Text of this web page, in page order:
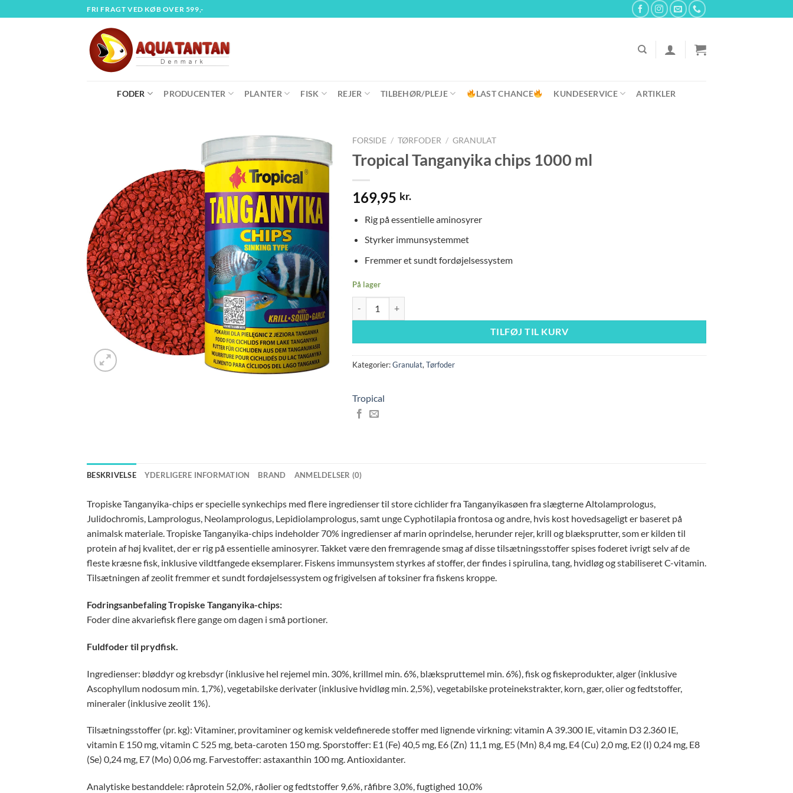
til
FRI FRAGT VED KØB OVER 599,-
FODER PRODUCENTER PLANTER FISK REJER TILBEHØR/PLEJE LAST CHANCE KUNDESERVICE ARTIKLER
FORSIDE / TØRFODER / GRANULAT
Tropical Tanganyika chips 1000 ml
169,95 kr.
Rig på essentielle aminosyrer
Styrker immunsystemmet
Fremmer et sundt fordøjelsessystem
På lager
TILFØJ TIL KURV
Kategorier:Granulat,Tørfoder
Tropical
BESKRIVELSE YDERLIGERE INFORMATION BRAND ANMELDELSER (0)
Tropiske Tanganyika-chips er specielle synkechips med flere ingredienser til store cichlider fra Tanganyikasøen fra slægterne Altolamprologus,
Julidochromis, Lamprologus, Neolamprologus, Lepidiolamprologus, samt unge Cyphotilapia frontosa og andre, hvis kost hovedsageligt er baseret på
animalsk materiale. Tropiske Tanganyika-chips indeholder 70% ingredienser af marin oprindelse, herunder rejer, krill og blæksprutter, som er kilden til
protein af høj kvalitet, der er rig på essentielle aminosyrer. Takket være den fremragende smag af disse tilsætningsstoffer spises foderet ivrigt selv af de
fleste kræsne fisk, inklusive vildtfangede eksemplarer. Fiskens immunsystem styrkes af stoffer, der findes i spirulina, tang, hvidløg og stabiliseret C-vitamin.
Tilsætningen af ​​zeolit ​​fremmer et sundt fordøjelsessystem og frigivelsen af ​​toksiner fra fiskens kroppe.
Fodringsanbefaling Tropiske Tanganyika-chips:
Foder dine akvariefisk flere gange om dagen i små portioner.
Fuldfoder til prydfisk.
Ingredienser: bløddyr og krebsdyr (inklusive hel rejemel min. 30%, krillmel min. 6%, blækspruttemel min. 6%), fisk og fiskeprodukter, alger (inklusive
Ascophyllum nodosum min. 1,7%), vegetabilske derivater (inklusive hvidløg min. 2,5%), vegetabilske proteinekstrakter, korn, gær, olier og fedtstoffer,
mineraler (inklusive zeolit ​​1%).
Tilsætningsstoffer (pr. kg): Vitaminer, provitaminer og kemisk veldefinerede stoffer med lignende virkning: vitamin A 39.300 IE, vitamin D3 2.360 IE,
vitamin E 150 mg, vitamin C 525 mg, beta-caroten 150 mg. Sporstoffer: E1 (Fe) 40,5 mg, E6 (Zn) 11,1 mg, E5 (Mn) 8,4 mg, E4 (Cu) 2,0 mg, E2 (I) 0,24 mg, E8
(Se) 0,24 mg, E7 (Mo) 0,06 mg. Farvestoffer: astaxanthin 100 mg. Antioxidanter.
Analytiske bestanddele: råprotein 52,0%, råolier og fedtstoffer 9,6%, råfibre 3,0%, fugtighed 10,0%